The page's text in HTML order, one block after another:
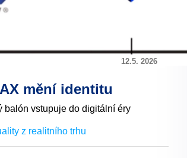
12.5. 2026
mění identitu
balón vstupuje do digitální éry
z realitního trhu